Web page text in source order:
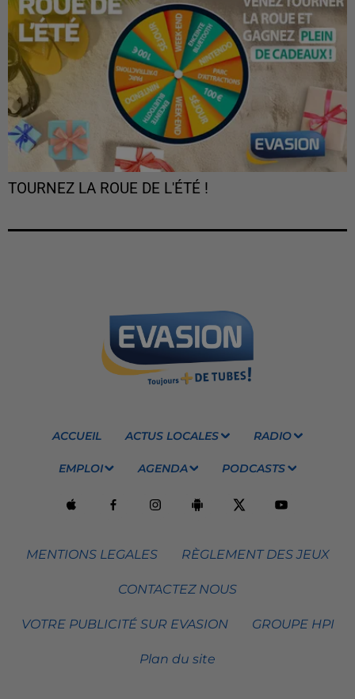
TOURNEZ LA ROUE DE L'ÉTÉ !
ACCUEIL ACTUS LOCALES RADIO
EMPLOI AGENDA PODCASTS
MENTIONS LEGALES RÈGLEMENT DES JEUX
CONTACTEZ NOUS
VOTRE PUBLICITÉ SUR EVASION GROUPE HPI
Plan du site